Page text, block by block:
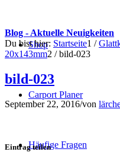
Shop
Carport Planer
Häufige Fragen
Blog - Aktuelle Neuigkeiten
Du bist hier: Startseite1 /
20x143mm2 / bild-023
bild-023
September 22, 2016/von
Eintrag teilen